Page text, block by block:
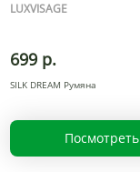
LUXVISAGE
699 р.
SILK DREAM Румяна
Посмотреть